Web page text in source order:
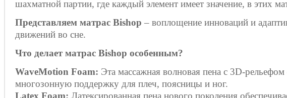
шахматной партии, где каждый элемент имеет значение, в этих
Представляем матрас Bishop – воплощение инноваций и
движений во сне.
Что делает матрас Bishop особенным?
WaveMotion Foam: Эта массажная волновая пена с 3D-
многозонную поддержку для плеч, поясницы и ног.
Latex Foam: Латексированная пена нового поколения